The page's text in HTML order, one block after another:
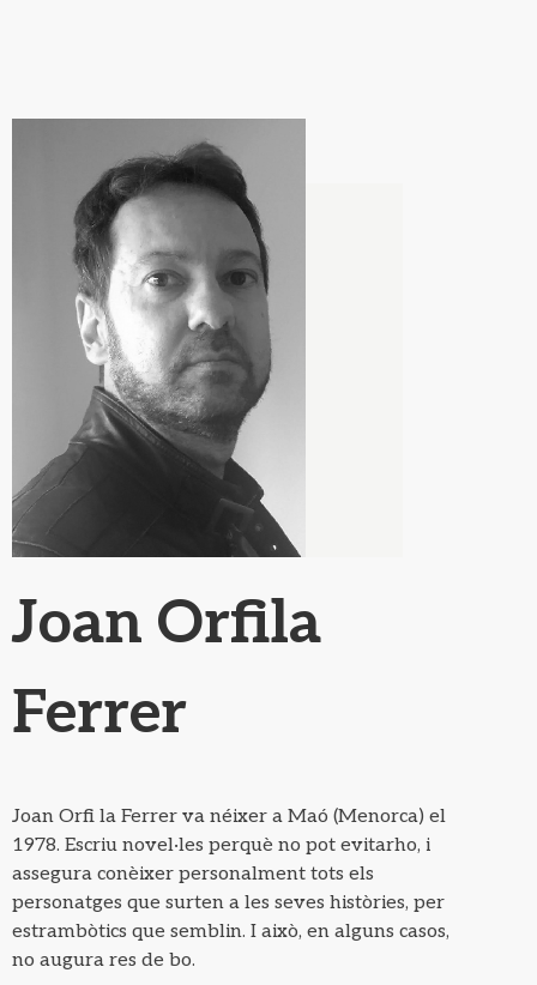
Joan Orfila
Ferrer
Joan Orfi la Ferrer va néixer a Maó (Menorca) el
1978. Escriu novel·les perquè no pot evitarho, i
assegura conèixer personalment tots els
personatges que surten a les seves històries, per
estrambòtics que semblin. I això, en alguns casos,
no augura res de bo.